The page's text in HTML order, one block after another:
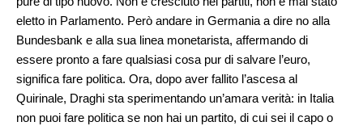
eletto in Parlamento. Però andare in Germania a dire no alla
Bundesbank e alla sua linea monetarista, affermando di
essere pronto a fare qualsiasi cosa pur di salvare l’euro,
significa fare politica. Ora, dopo aver fallito l’ascesa al
Quirinale, Draghi sta sperimentando un’amara verità: in Italia
non puoi fare politica se non hai un partito, di cui sei il capo o